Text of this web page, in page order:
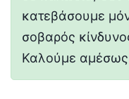
κατεβάσουμε
σοβαρός
Καλούμε